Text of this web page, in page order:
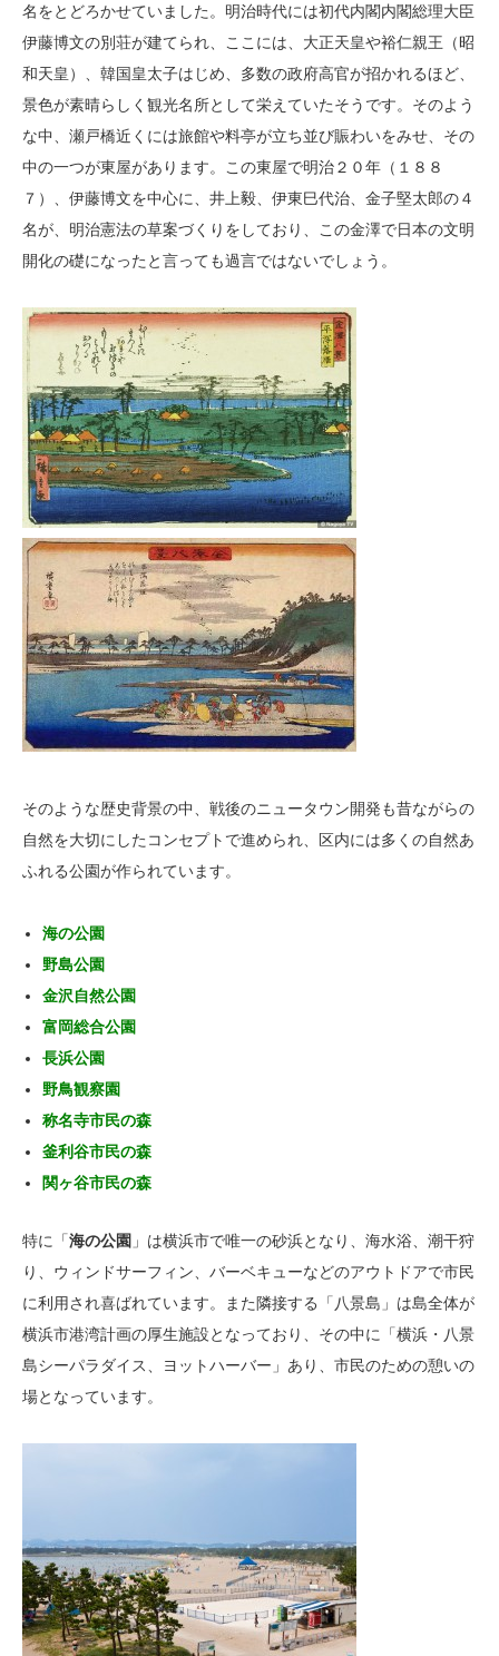
名をとどろかせていました。明治時代には初代内閣内閣総理大臣
伊藤博文の別荘が建てられ、ここには、大正天皇や裕仁親王（昭
和天皇）、韓国皇太子はじめ、多数の政府高官が招かれるほど、
景色が素晴らしく観光名所として栄えていたそうです。そのよう
な中、瀬戸橋近くには旅館や料亭が立ち並び賑わいをみせ、その
中の一つが東屋があります。この東屋で明治２０年（１８８
７）、伊藤博文を中心に、井上毅、伊東巳代治、金子堅太郎の４
名が、明治憲法の草案づくりをしており、この金澤で日本の文明
開化の礎になったと言っても過言ではないでしょう。
そのような歴史背景の中、戦後のニュータウン開発も昔ながらの
自然を大切にしたコンセプトで進められ、区内には多くの自然あ
ふれる公園が作られています。
海の公園
野島公園
金沢自然公園
富岡総合公園
長浜公園
野鳥観察園
称名寺市民の森
釜利谷市民の森
関ヶ谷市民の森
特に「海の公園 」は横浜市で唯一の砂浜となり、海水浴、潮干狩
り、ウィンドサーフィン、バーベキューなどのアウトドアで市民
に利用され喜ばれています。また隣接する「八景島」は島全体が
横浜市港湾計画の厚生施設となっており、その中に「横浜・八景
島シーパラダイス、ヨットハーバー」あり、市民のための憩いの
場となっています。